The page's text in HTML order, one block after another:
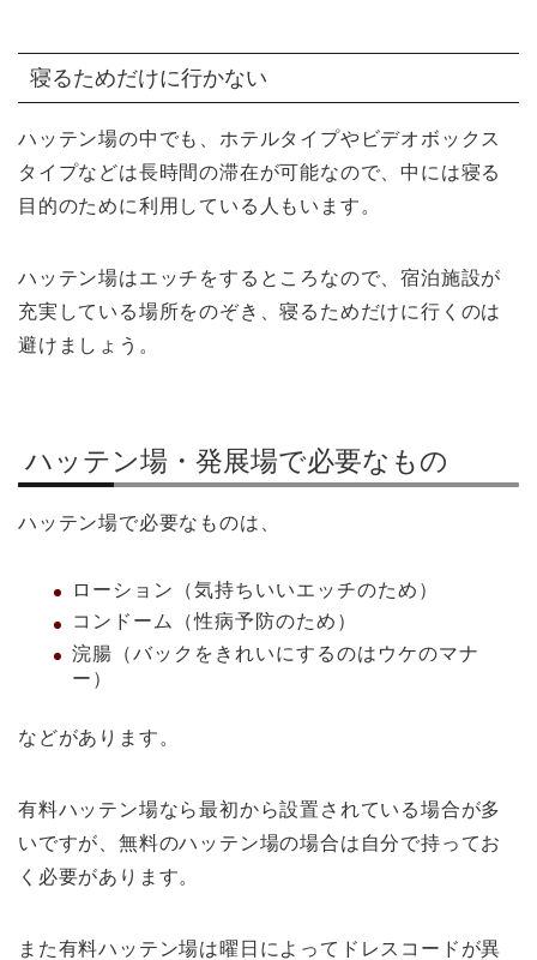
寝るためだけに行かない
ハッテン場の中でも、ホテルタイプやビデオボックス
タイプなどは長時間の滞在が可能なので、中には寝る
目的のために利用している人もいます。
ハッテン場はエッチをするところなので、宿泊施設が
充実している場所をのぞき、寝るためだけに行くのは
避けましょう。
ハッテン場・発展場で必要なもの
ハッテン場で必要なものは、
ローション（気持ちいいエッチのため）
コンドーム（性病予防のため）
浣腸（バックをきれいにするのはウケのマナ
ー）
などがあります。
有料ハッテン場なら最初から設置されている場合が多
いですが、無料のハッテン場の場合は自分で持ってお
く必要があります。
また有料ハッテン場は曜日によってドレスコードが異